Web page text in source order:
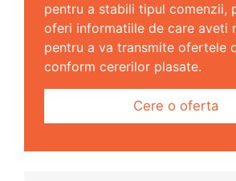
pentru a stabili tipul comenzii,
oferi informatiile de care aveti
pentru a va transmite ofertele
conform cererilor plasate.
Cere o oferta